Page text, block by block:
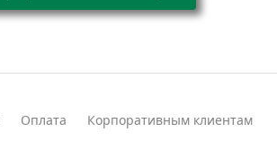
Оплата
Корпоративным клиентам